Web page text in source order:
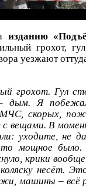
изданию
грохот,
уезжают
грохот. Гул
дым. Я
МЧС, скорых,
вещами. В
уходите, не
мощное
крики
несёт.
машины – всё